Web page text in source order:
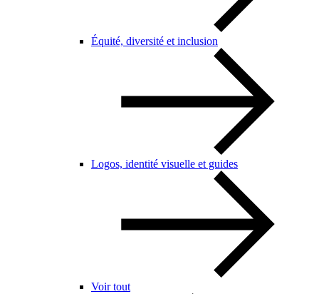
Équité, diversité et inclusion
Logos, identité visuelle et guides
Voir tout